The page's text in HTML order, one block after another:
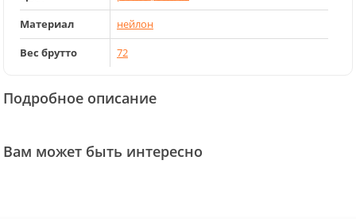
Материал
нейлон
Вес брутто
72
Подробное описание
Вам может быть интересно